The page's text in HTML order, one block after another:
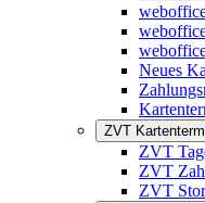
Neues
ZVT
ZVT
ZVT
ZVT